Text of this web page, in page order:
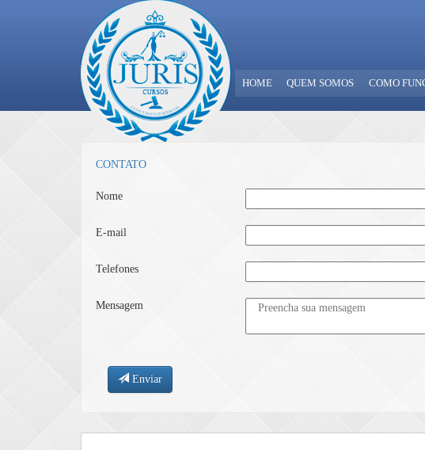
HOME QUEM SOMOS COMO
CONTATO
Nome
E-mail
Telefones
Mensagem
Enviar